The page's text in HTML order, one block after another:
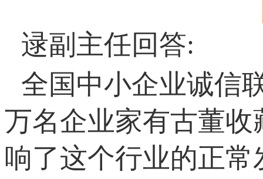
逯副主任回答:
全国中小企业诚信
万名企业家有古董
响了这个行业的正